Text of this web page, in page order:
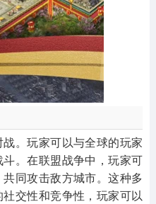
。玩家可以与全球的玩家
。在联盟战争中，玩家可
同攻击敌方城市。这种多
交性和竞争性，玩家可以